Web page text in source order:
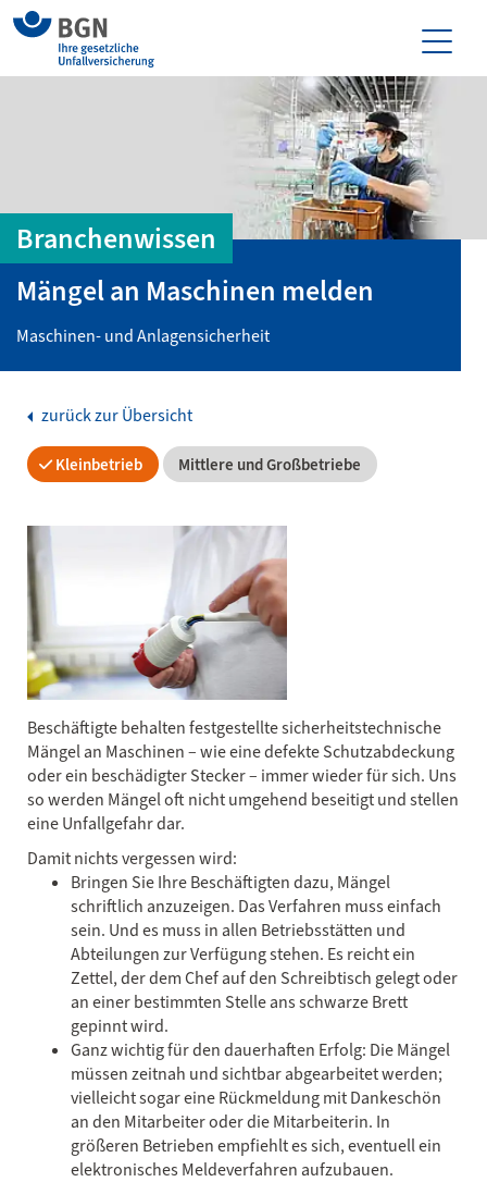
Branchenwissen
Mängel an Maschinen melden
Maschinen- und Anlagensicherheit
zurück zur Übersicht
Kleinbetrieb Mittlere und Großbetriebe
Beschäftigte behalten festgestellte sicherheitstechnische
Mängel an Maschinen – wie eine defekte Schutzabdeckung
oder ein beschädigter Stecker – immer wieder für sich. Uns
so werden Mängel oft nicht umgehend beseitigt und stellen
eine Unfallgefahr dar.
Damit nichts vergessen wird:
Bringen Sie Ihre Beschäftigten dazu, Mängel
schriftlich anzuzeigen. Das Verfahren muss einfach
sein. Und es muss in allen Betriebsstätten und
Abteilungen zur Verfügung stehen. Es reicht ein
Zettel, der dem Chef auf den Schreibtisch gelegt oder
an einer bestimmten Stelle ans schwarze Brett
gepinnt wird.
Ganz wichtig für den dauerhaften Erfolg: Die Mängel
müssen zeitnah und sichtbar abgearbeitet werden;
vielleicht sogar eine Rückmeldung mit Dankeschön
an den Mitarbeiter oder die Mitarbeiterin. In
größeren Betrieben empfiehlt es sich, eventuell ein
elektronisches Meldeverfahren aufzubauen.